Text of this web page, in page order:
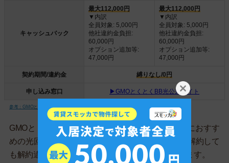
キャッシュバック
最大112,000円
▼内訳
全員対象: 5,000円
他社違約金負担:
60,000円
オプション追加等:
47,000円
最大112,000円
▼内訳
全員対象: 5,000円
他社違約金負担:
60,000円
オプション追加等:
47,000円
契約期間/違約金 縛りなし/0円
申し込み窓口 ▶GMOとくとくBB光公式サイト
参考：GMOとくとくBB光 公式 (※ 開通工事費は36回分割払いで実質無料)
GMOとくとくBB光は、通信費を安く抑えたい人におすす
めの光回線です。料金プランがシンプルで、いつ解約して
も解約違約金が発生しないため安心して利用できます。